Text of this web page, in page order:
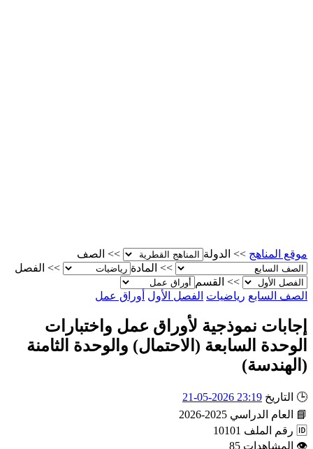
موقع المناهج >> الدولة >>
الصف
>>
المادة >>
الفصل
>>
القسم
الصف السابع رياضيات الفصل الأول أوراق عمل
إجابات نموذجية لأوراق عمل واختبارات
الوحدة السابعة (الاحتمال) والوحدة الثامنة
(الهندسة)
🕒 التاريخ 23:19 2026-05-21
📘
العام الدراسي 2025-2026
🆔 رقم الملف 10101
👁
المشاهدات 85